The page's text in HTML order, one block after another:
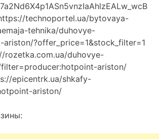
technoportel.ua/bytovaya-
tehnika/duhovye-
?offer_price=1&stock_filter=1
rozetka.com.ua/duhovye-
ariston/
epicentrk.ua/shkafy-
ariston/